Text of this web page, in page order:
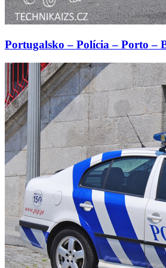
Portugalsko – Polícia – Porto –